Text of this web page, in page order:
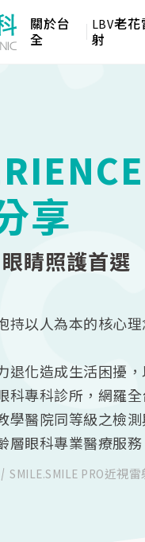
關於台
全
LBV老花
射
享
睛照護首選
持以人為本的核心
退化造成生活困擾
科專科診所，網羅
學醫院同等級之檢
層眼科專業醫療服務
SMILE.SMILE PRO近視雷